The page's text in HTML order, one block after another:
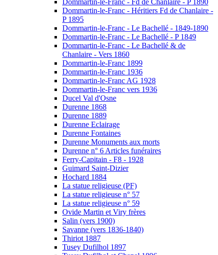
Dommartin-le-Franc - Fd de Chanlaire - P 1890
Dommartin-le-Franc - Héritiers Fd de Chanlaire -
P 1895
Dommartin-le-Franc - Le Bachellé - 1849-1890
Dommartin-le-Franc - Le Bachellé - P 1849
Dommartin-le-Franc - Le Bachellé & de
Chanlaire - Vers 1860
Dommartin-le-Franc 1899
Dommartin-le-Franc 1936
Dommartin-le-Franc AG 1928
Dommartin-le-Franc vers 1936
Ducel Val d'Osne
Durenne 1868
Durenne 1889
Durenne Eclairage
Durenne Fontaines
Durenne Monuments aux morts
Durenne n° 6 Articles funéraires
Ferry-Capitain - F8 - 1928
Guimard Saint-Dizier
Hochard 1884
La statue religieuse (PF)
La statue religieuse n° 57
La statue religieuse n° 59
Ovide Martin et Viry frères
Salin (vers 1900)
Savanne (vers 1836-1840)
Thiriot 1887
Tusey Dufilhol 1897